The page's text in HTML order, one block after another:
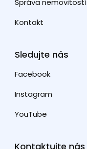
Kontakt
Sledujte nás
Facebook
Instagram
YouTube
Kontaktujte nás